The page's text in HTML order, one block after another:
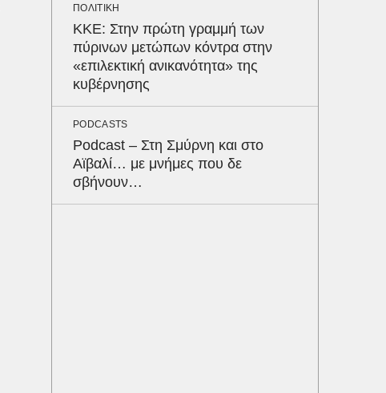
ΠΟΛΙΤΙΚΗ
ΚΚΕ: Στην πρώτη γραμμή των
πύρινων μετώπων κόντρα στην
«επιλεκτική ανικανότητα» της
κυβέρνησης
PODCASTS
Podcast – Στη Σμύρνη και στο
Αϊβαλί… με μνήμες που δε
σβήνουν…